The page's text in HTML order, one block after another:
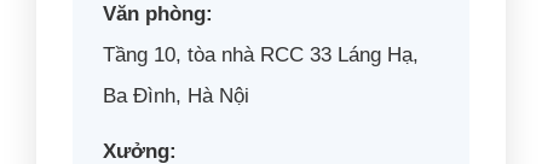
Văn phòng:
Tầng 10, tòa nhà RCC 33 Láng Hạ,
Ba Đình, Hà Nội
Xưởng: